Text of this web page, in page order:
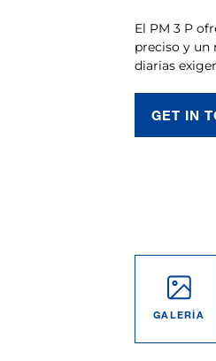
El PM 3 P
preciso y un
diarias
GET IN
GALERÍA